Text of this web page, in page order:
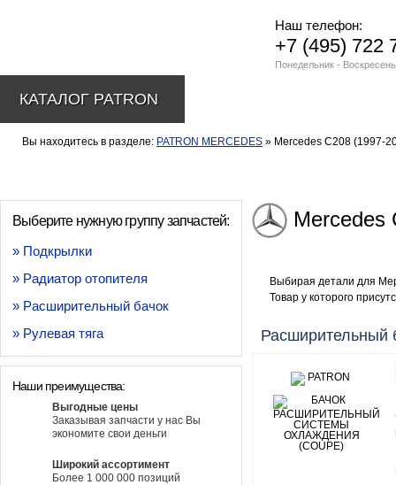
Вы находитесь в разделе: PATRON MERCEDES » Mercedes C208 (1997-
Mercedes
Выбирая детали для
Товар у которого
Расширительный
Выберите нужную группу запчастей:
» Подкрылки
» Радиатор отопителя
» Расширительный бачок
» Рулевая тяга
Наши преимущества:
Выгодные цены
Заказывая запчасти у нас Вы
экономите свои деньги
Широкий ассортимент
Более 1 000 000 позиций
Наш телефон:
+7 (495) 722
Понедельник -
КАТАЛОГ PATRON